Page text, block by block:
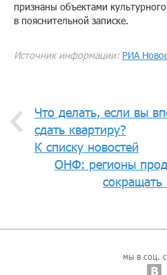
признаны объектами
в пояснительной записке.
Источник информации: РИА
Что делать, если вы
сдать квартиру?
К списку новостей
ОНФ: регионы
сокращать
мы в соц.